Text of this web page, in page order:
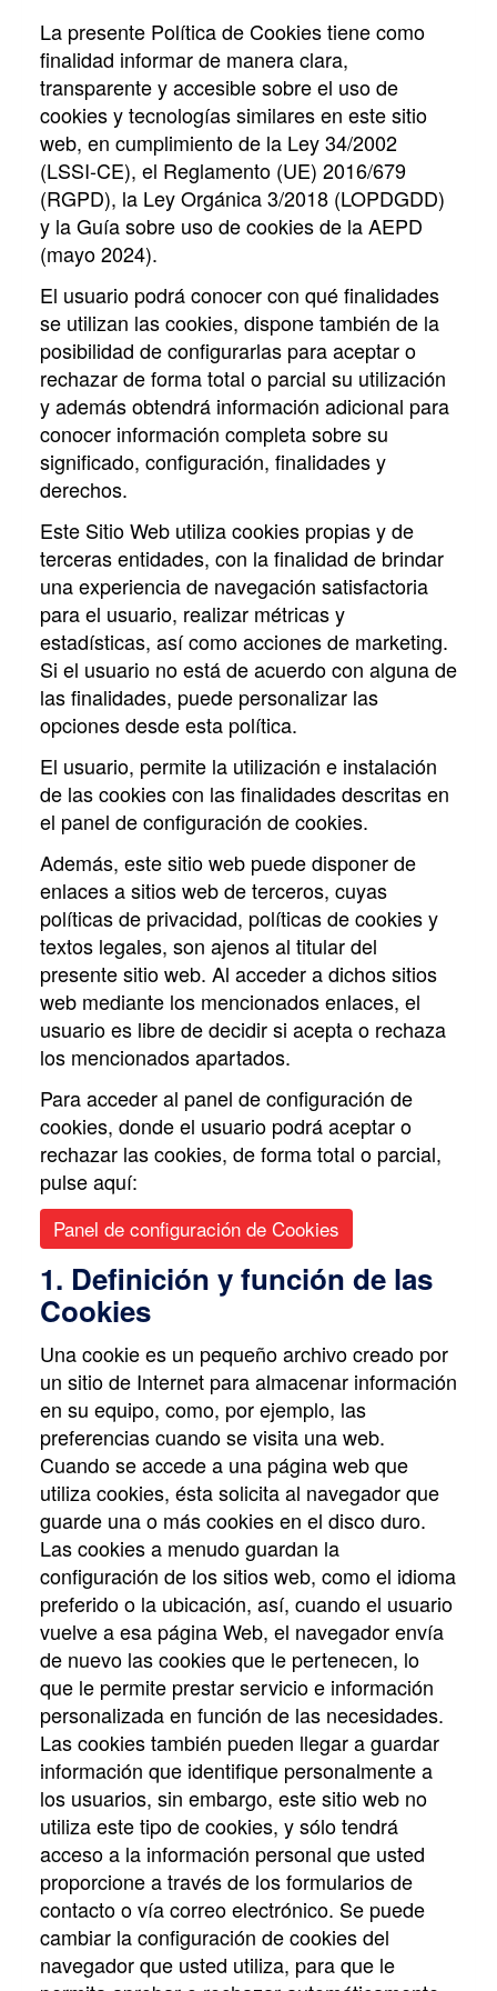
La presente Política de Cookies tiene como
finalidad informar de manera clara,
transparente y accesible sobre el uso de
cookies y tecnologías similares en este sitio
web, en cumplimiento de la Ley 34/2002
(LSSI-CE), el Reglamento (UE) 2016/679
(RGPD), la Ley Orgánica 3/2018 (LOPDGDD)
y la Guía sobre uso de cookies de la AEPD
(mayo 2024).
El usuario podrá conocer con qué finalidades
se utilizan las cookies, dispone también de la
posibilidad de configurarlas para aceptar o
rechazar de forma total o parcial su utilización
y además obtendrá información adicional para
conocer información completa sobre su
significado, configuración, finalidades y
derechos.
Este Sitio Web utiliza cookies propias y de
terceras entidades, con la finalidad de brindar
una experiencia de navegación satisfactoria
para el usuario, realizar métricas y
estadísticas, así como acciones de marketing.
Si el usuario no está de acuerdo con alguna de
las finalidades, puede personalizar las
opciones desde esta política.
El usuario, permite la utilización e instalación
de las cookies con las finalidades descritas en
el panel de configuración de cookies.
Además, este sitio web puede disponer de
enlaces a sitios web de terceros, cuyas
políticas de privacidad, políticas de cookies y
textos legales, son ajenos al titular del
presente sitio web. Al acceder a dichos sitios
web mediante los mencionados enlaces, el
usuario es libre de decidir si acepta o rechaza
los mencionados apartados.
Para acceder al panel de configuración de
cookies, donde el usuario podrá aceptar o
rechazar las cookies, de forma total o parcial,
pulse aquí:
Panel de configuración de Cookies
1. Definición y función de las
Cookies
Una cookie es un pequeño archivo creado por
un sitio de Internet para almacenar información
en su equipo, como, por ejemplo, las
preferencias cuando se visita una web.
Cuando se accede a una página web que
utiliza cookies, ésta solicita al navegador que
guarde una o más cookies en el disco duro.
Las cookies a menudo guardan la
configuración de los sitios web, como el idioma
preferido o la ubicación, así, cuando el usuario
vuelve a esa página Web, el navegador envía
de nuevo las cookies que le pertenecen, lo
que le permite prestar servicio e información
personalizada en función de las necesidades.
Las cookies también pueden llegar a guardar
información que identifique personalmente a
los usuarios, sin embargo, este sitio web no
utiliza este tipo de cookies, y sólo tendrá
acceso a la información personal que usted
proporcione a través de los formularios de
contacto o vía correo electrónico. Se puede
cambiar la configuración de cookies del
navegador que usted utiliza, para que le